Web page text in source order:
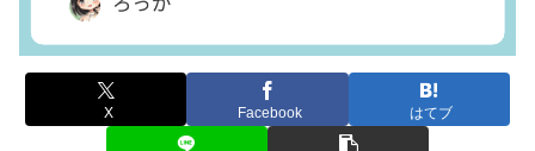
X Facebook はてブ